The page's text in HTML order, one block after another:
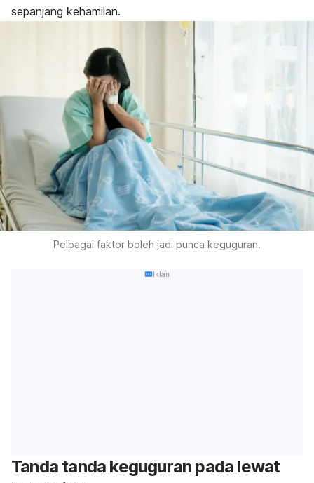
sepanjang kehamilan.
Pelbagai faktor boleh jadi punca keguguran.
Iklan
Tanda tanda keguguran pada lewat